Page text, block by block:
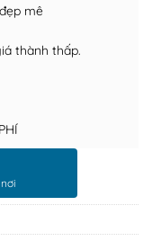
mê
thành thấp.